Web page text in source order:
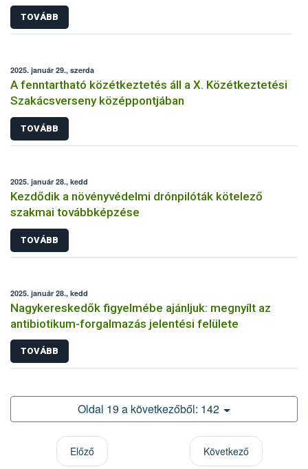
TOVÁBB
2025. január 29., szerda
A fenntartható közétkeztetés áll a X. Közétkeztetési
Szakácsverseny középpontjában
TOVÁBB
2025. január 28., kedd
Kezdődik a növényvédelmi drónpilóták kötelező
szakmai továbbképzése
TOVÁBB
2025. január 28., kedd
Nagykereskedők figyelmébe ajánljuk: megnyílt az
antibiotikum-forgalmazás jelentési felülete
TOVÁBB
Oldal 19 a következőből: 142
Előző
Következő